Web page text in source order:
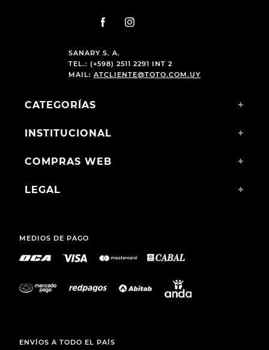
SANARY S. A.
TEL.: (+598) 2511 2291 INT 2
MAIL: ATCLIENTE@TOTO.COM.UY
CATEGORÍAS +
INSTITUCIONAL +
COMPRAS WEB +
LEGAL +
MEDIOS DE PAGO
ENVÍOS A TODO EL PAÍS